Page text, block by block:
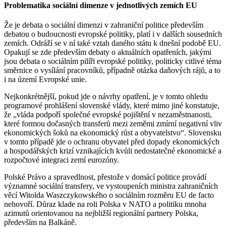
Problematika sociální dimenze v jednotlivých zemích EU
Že je debata o sociální dimenzi v zahraniční politice především
debatou o budoucnosti evropské politiky, platí i v dalších sousedních
zemích. Odráží se v ní také vztah daného státu k dnešní podobě EU.
Opakují se zde především debaty o aktuálních opatřeních, jakými
jsou debata o sociálním pilíři evropské politiky, politicky citlivé téma
směrnice o vysílání pracovníků, případně otázka daňových rájů, a to
i na území Evropské unie.
Nejkonkrétnější, pokud jde o návrhy opatření, je v tomto ohledu
programové prohlášení slovenské vlády, které mimo jiné konstatuje,
že „vláda podpoří společné evropské pojištění v nezaměstnanosti,
které formou dočasných transferů mezi zeměmi zmírní negativní vliv
ekonomických šoků na ekonomický růst a obyvatelstvo“. Slovensku
v tomto případě jde o ochranu obyvatel před dopady ekonomických
a hospodářských krizí vznikajících kvůli nedostatečné ekonomické a
rozpočtové integraci zemí eurozóny.
Polské Právo a spravedlnost, přestože v domácí politice provádí
významné sociální transfery, ve vystoupeních ministra zahraničních
věcí Witolda Waszczykowského o sociálním rozměru EU de facto
nehovoří. Důraz klade na roli Polska v NATO a politiku mnoha
azimutů orientovanou na nejbližší regionální partnery Polska,
především na Balkáně.